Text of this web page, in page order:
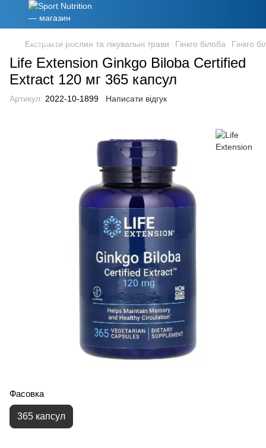
Екстракти рослин та лікувальні трави Гінкго білоба Гінкго
Life Extension Ginkgo Biloba Certified
Extract 120 мг 365 капсул
Артикул: 2022-10-1899 Написати відгук
Фасовка
365 капсул